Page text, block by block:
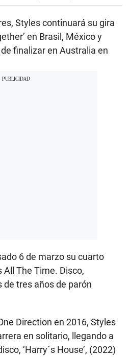
Styles continuará su gira
en Brasil, México y
finalizar en Australia en
6 de marzo su cuarto
All The Time. Disco,
de tres años de parón
Direction en 2016, Styles
en solitario, llegando a
‘Harry´s House’, (2022)